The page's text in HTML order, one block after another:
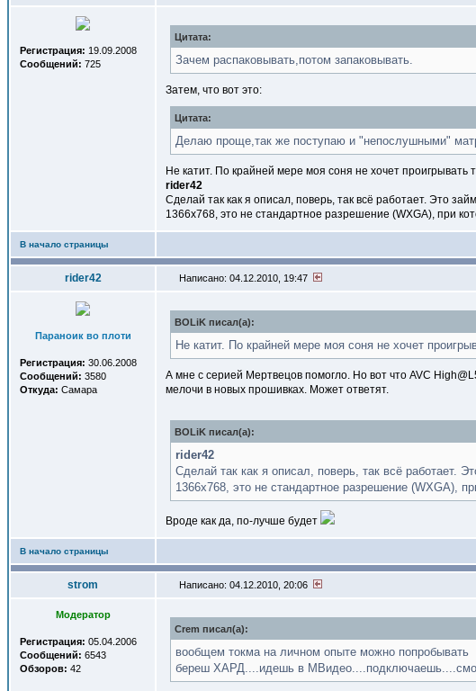
Регистрация: 19.09.2008
Сообщений: 725
Цитата:
Зачем распаковывать,потом запаковывать.
Затем, что вот это:
Цитата:
Делаю проще,так же поступаю и "непослушными"
Не катит. По крайней мере моя соня не хочет
rider42
Сделай так как я описал, поверь, так всё работает. Это
1366x768, это не стандартное разрешение (WXGA), при
В начало страницы
rider42 Написано: 04.12.2010, 19:47
Параноик во плоти
Регистрация: 30.06.2008
Сообщений: 3580
Откуда: Самара
BOLiK писал(a):
Не катит. По крайней мере моя соня не хочет
А мне с серией Мертвецов помогло. Но вот что AVC
мелочи в новых прошивках. Может ответят.
BOLiK писал(a):
rider42
Сделай так как я описал, поверь, так всё работает.
1366x768, это не стандартное разрешение (WXGA),
Вроде как да, по-лучше будет
В начало страницы
strom Написано: 04.12.2010, 20:06
Модератор
Регистрация: 05.04.2006
Сообщений: 6543
Обзоров: 42
Crem писал(a):
вообщем токма на личном опыте можно попробывать
береш ХАРД....идешь в